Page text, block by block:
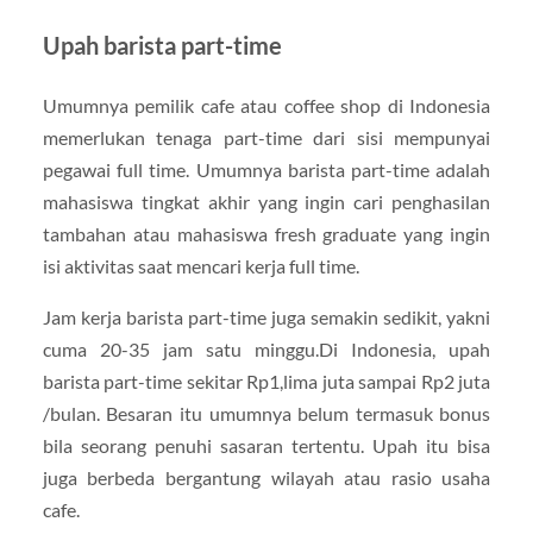
Upah barista part-time
Umumnya pemilik cafe atau coffee shop di Indonesia
memerlukan tenaga part-time dari sisi mempunyai
pegawai full time. Umumnya barista part-time adalah
mahasiswa tingkat akhir yang ingin cari penghasilan
tambahan atau mahasiswa fresh graduate yang ingin
isi aktivitas saat mencari kerja full time.
Jam kerja barista part-time juga semakin sedikit, yakni
cuma 20-35 jam satu minggu.Di Indonesia, upah
barista part-time sekitar Rp1,lima juta sampai Rp2 juta
/bulan. Besaran itu umumnya belum termasuk bonus
bila seorang penuhi sasaran tertentu. Upah itu bisa
juga berbeda bergantung wilayah atau rasio usaha
cafe.